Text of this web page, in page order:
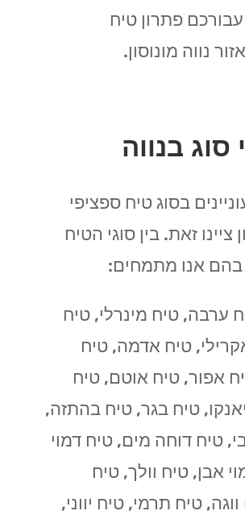
פתרון טיח
נווה מונוסון.
סוג בנווה
בסוג טיח ספציפי
ציינו זאת. בין סוגי הטיח
בהם אנו מתמחים:
ערבה, טיח מינרלי, טיח
טיח אדמה, טיח
אפור, טיח אוטם, טיח
טיח בגר, טיח בהתזה,
טיח דוחה מים, טיח דמוי
אבן, טיח וולך, טיח
ווגה, טיח תרמי, טיח יווני,